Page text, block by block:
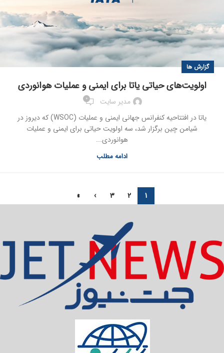
گزارش ها
اولویت‌های حیاتی یاتا برای ایمنی و عملیات هوانوردی
مدیر سایت 0
یاتا در افتتاحیه کنفرانس جهانی ایمنی و عملیات (WSOC) که دیروز در
شیامن چین برگزار شد، سه اولویت حیاتی برای ایمنی و عملیات
هوانوردی...
ادامه مطلب
1
2
3
›
»